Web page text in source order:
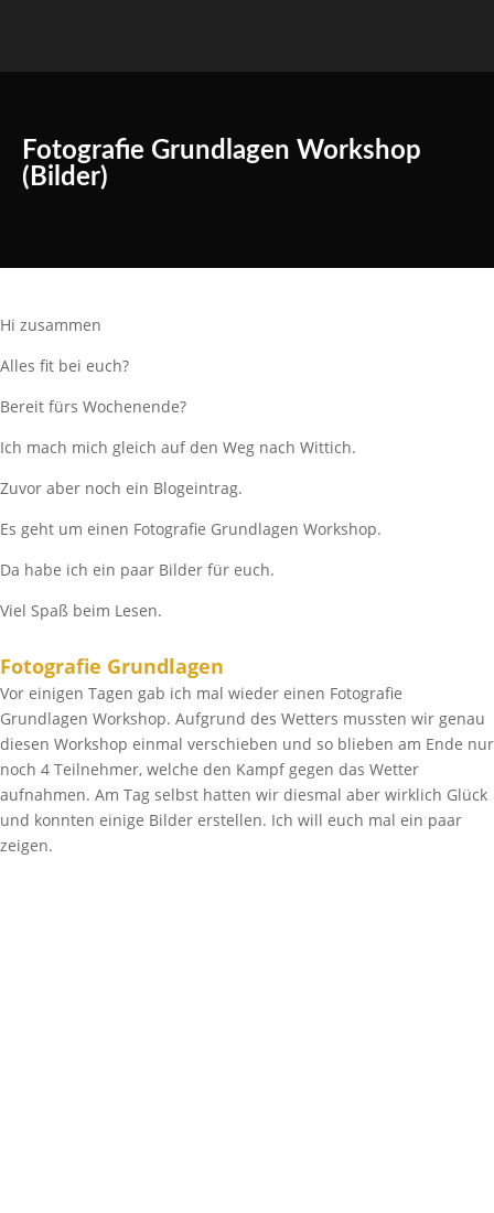
Fotografie Grundlagen Workshop
(Bilder)
Hi zusammen
Alles fit bei euch?
Bereit fürs Wochenende?
Ich mach mich gleich auf den Weg nach Wittich.
Zuvor aber noch ein Blogeintrag.
Es geht um einen Fotografie Grundlagen Workshop.
Da habe ich ein paar Bilder für euch.
Viel Spaß beim Lesen.
Fotografie Grundlagen
Vor einigen Tagen gab ich mal wieder einen Fotografie
Grundlagen Workshop. Aufgrund des Wetters mussten wir genau
diesen Workshop einmal verschieben und so blieben am Ende nur
noch 4 Teilnehmer, welche den Kampf gegen das Wetter
aufnahmen. Am Tag selbst hatten wir diesmal aber wirklich Glück
und konnten einige Bilder erstellen. Ich will euch mal ein paar
zeigen.